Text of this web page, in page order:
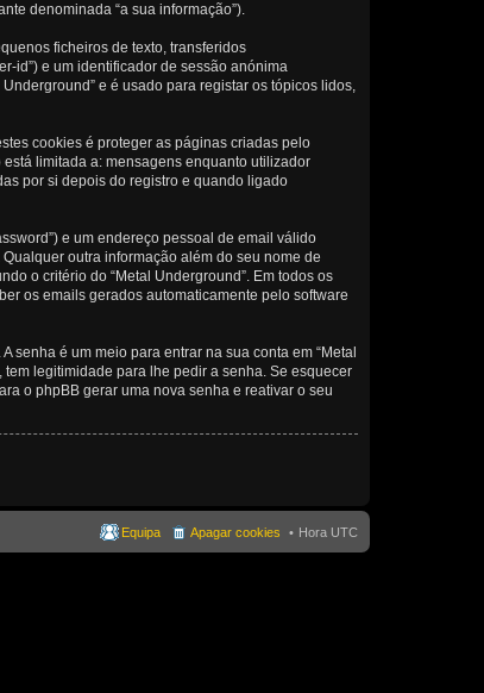
denominada “a sua informação”).
ficheiros de texto, transferidos
id”) e um identificador de sessão anónima
e é usado para registar os tópicos lidos,
cookies é proteger as páginas criadas pelo
limitada a: mensagens enquanto utilizador
por si depois do registro e quando ligado
e um endereço pessoal de email válido
outra informação além do seu nome de
o critério do “Metal Underground”. Em todos os
os emails gerados automaticamente pelo software
é um meio para entrar na sua conta em “Metal
legitimidade para lhe pedir a senha. Se esquecer
o phpBB gerar uma nova senha e reativar o seu
Hora UTC
Apagar cookies
Equipa